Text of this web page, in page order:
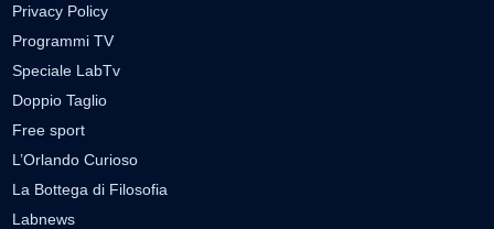
Privacy Policy
Programmi TV
Speciale LabTv
Doppio Taglio
Free sport
L’Orlando Curioso
La Bottega di Filosofia
Labnews